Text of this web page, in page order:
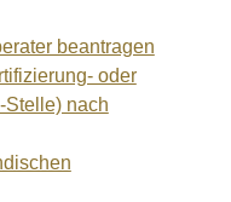
beantragen
oder
nach